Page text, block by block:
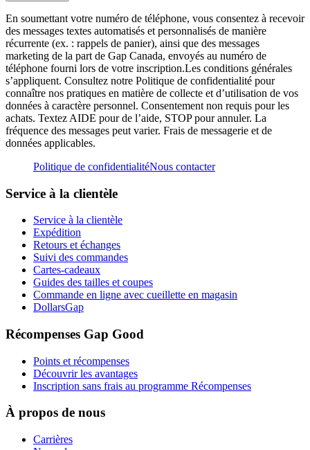
En soumettant votre numéro de téléphone, vous consentez à recevoir
des messages textes automatisés et personnalisés de manière
récurrente (ex. : rappels de panier), ainsi que des messages
marketing de la part de Gap Canada, envoyés au numéro de
téléphone fourni lors de votre inscription.Les conditions générales
s’appliquent. Consultez notre Politique de confidentialité pour
connaître nos pratiques en matière de collecte et d’utilisation de vos
données à caractère personnel. Consentement non requis pour les
achats. Textez AIDE pour de l’aide, STOP pour annuler. La
fréquence des messages peut varier. Frais de messagerie et de
données applicables.
Politique de confidentialitéNous contacter
Service à la clientèle
Service à la clientèle
Expédition
Retours et échanges
Suivi des commandes
Cartes-cadeaux
Guides des tailles et coupes
Commande en ligne avec cueillette en magasin
DollarsGap
Récompenses Gap Good
Points et récompenses
Découvrir les avantages
Inscription sans frais au programme Récompenses
À propos de nous
Carrières